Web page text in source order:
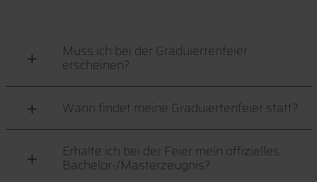
Muss ich bei der Graduiertenfeier
erscheinen?
Wann findet meine Graduiertenfeier statt?
Erhalte ich bei der Feier mein offizielles
Bachelor-/Masterzeugnis?